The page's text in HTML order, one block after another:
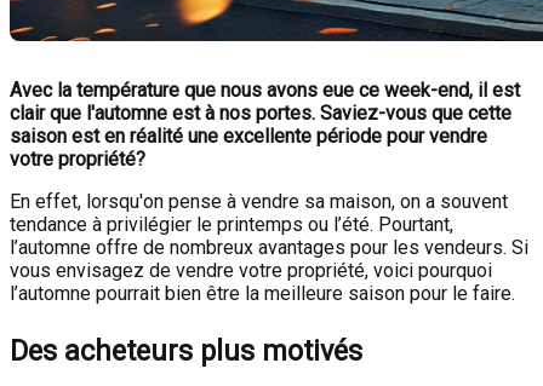
Avec la température que nous avons eue ce week-end, il est
clair que l'automne est à nos portes. Saviez-vous que cette
saison est en réalité une excellente période pour vendre
votre propriété?
En effet, lorsqu'on pense à vendre sa maison, on a souvent
tendance à privilégier le printemps ou l’été. Pourtant,
l’automne offre de nombreux avantages pour les vendeurs. Si
vous envisagez de vendre votre propriété, voici pourquoi
l’automne pourrait bien être la meilleure saison pour le faire.
Des acheteurs plus motivés